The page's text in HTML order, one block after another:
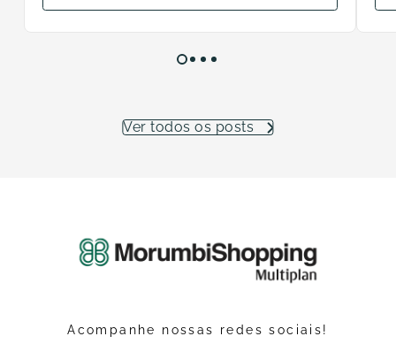
Ver todos os posts
Acompanhe nossas redes sociais!